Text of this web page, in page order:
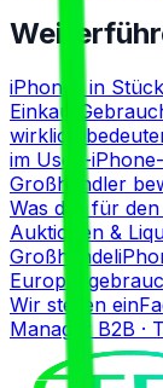
iPhones in
Einkauf
wirklich
im Used-
Großhändler
Was das für
Auktionen &
Großhandel
Europa:
Wir stellen ein
Manager B2B ·